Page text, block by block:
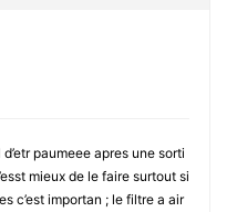
paumeee apres une sorti
mieux de le faire surtout si
c’est importan ; le filtre a air